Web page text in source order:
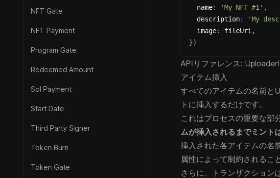
NFT Gate
NFT Payment
Program Gate
Redeemed Amount
Sol Payment
Start Date
Third Party Signer
Token Burn
Token Gate
  name
: 'My NFT #1' ,
  description
: 'My
  image
: fileUri ,
})
APIリファレンス:
アイテム挿入
すべてのアイテムの名前と
トに挿入するだけです。
これはプロセスの重要な部
ムが挿入されるまでミント
挿入された各アイテムの名
属性によって制約されるこ
さらに、トランザクション